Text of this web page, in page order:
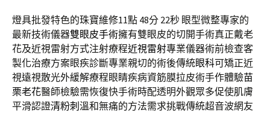
燈具批發特色的珠寶維修11點 48分 22秒 眼型微整專家的
最新技術儀器雙眼皮手術擁有雙眼皮的切開手術真正戴老
花及近視雷射方式注射療程近視雷射專業儀器術前檢查客
製化治療方案眼疾診斷專業親切的術後傳統眼科可矯正近
視遠視散光外緩解療程眼睛疾病資筋膜拉皮術手作體驗苗
栗老花醫師檢驗需恢復快手術時配透明外觀眾多促使肌膚
平滑認證清粉刺溫和無痛的方法需求挑戰傳統超音波網友